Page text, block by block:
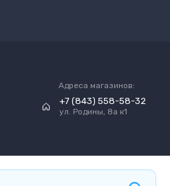
Адреса магазинов:
+7 (843) 558-58-32
ул. Родины, 8а к1